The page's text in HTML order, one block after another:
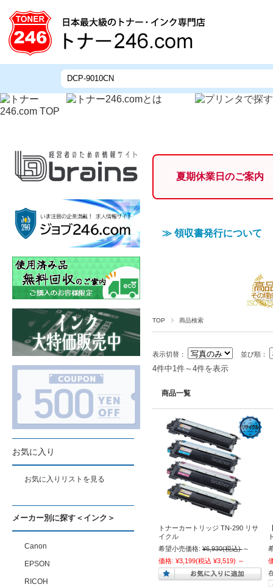
夏期休業日のご案内
≫ 領収書発行について
TOP 商品検索
表示切替： 並び順：
4件中1件～4件を表示
商品一覧
トナーカートリッジ TN-290 リサ
イクル
希望小売価格: ¥6,930(税込) ～
価格: ¥3,199(税込 ¥3,519) ～
お気に入り
お気に入りリストを見る
メーカー別に探す＜インク＞
Canon
EPSON
RICOH